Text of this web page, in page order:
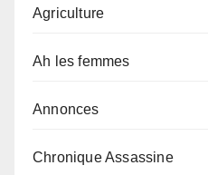
Agriculture
Ah les femmes
Annonces
Chronique Assassine